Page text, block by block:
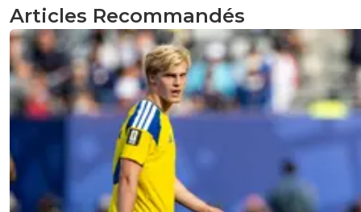
pl-thore 21 octobre 2023 à 14:10 +
C'est un scoop ? 🤣🤣
0+ Répondre
Articles Recommandés